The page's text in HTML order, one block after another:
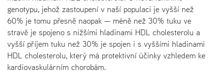
genotypu, jehož zastoupení v naší populaci je vyšší než
60% je tomu přesně naopak — méně než 30% tuku ve
stravě je spojeno s nižšími hladinami HDL cholesterolu a
vyšší příjem tuku než 30% je spojen i s vyššími hladinami
HDL cholesterolu, který má protektivní účinky vzhledem ke
kardiovaskulárním chorobám.